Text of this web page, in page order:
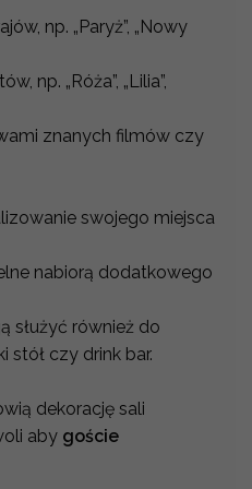
np. „Paryż”, „Nowy
np. „Róża”, „Lilia”,
znanych filmów czy
swojego miejsca
nabiorą dodatkowego
służyć również do
stół czy drink bar.
dekorację sali
aby goście